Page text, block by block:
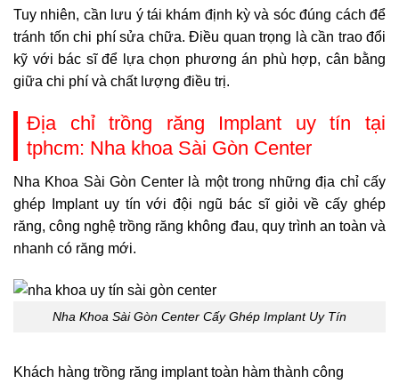
Tuy nhiên, cần lưu ý tái khám định kỳ và sóc đúng cách để
tránh tốn chi phí sửa chữa. Điều quan trọng là cần trao đổi
kỹ với bác sĩ để lựa chọn phương án phù hợp, cân bằng
giữa chi phí và chất lượng điều trị.
Địa chỉ trồng răng Implant uy tín tại
tphcm: Nha khoa Sài Gòn Center
Nha Khoa Sài Gòn Center là một trong những địa chỉ cấy
ghép Implant uy tín với đội ngũ bác sĩ giỏi về cấy ghép
răng, công nghệ trồng răng không đau, quy trình an toàn và
nhanh có răng mới.
Nha Khoa Sài Gòn Center Cấy Ghép Implant Uy Tín
Khách hàng trồng răng implant toàn hàm thành công